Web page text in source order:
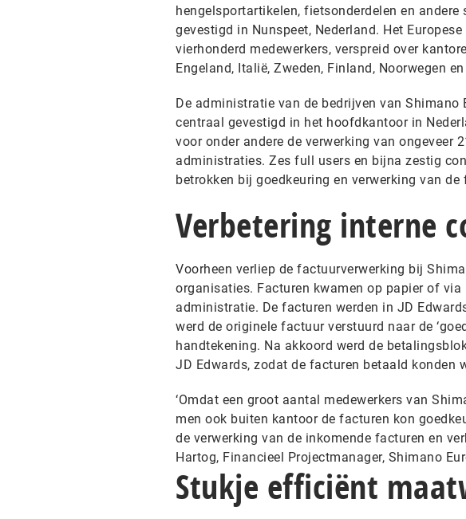
hengelsportartikelen, fietsonderdelen en
gevestigd in Nunspeet, Nederland. Het
vierhonderd medewerkers, verspreid over
Engeland, Italië, Zweden, Finland, Noorwegen
De administratie van de bedrijven van Shimano
centraal gevestigd in het hoofdkantoor in
voor onder andere de verwerking van ongeveer
administraties. Zes full users en bijna zestig
betrokken bij goedkeuring en verwerking van de
Verbetering interne
Voorheen verliep de factuurverwerking bij
organisaties. Facturen kwamen op papier of
administratie. De facturen werden in JD
werd de originele factuur verstuurd naar de
handtekening. Na akkoord werd de
JD Edwards, zodat de facturen betaald konden
‘Omdat een groot aantal medewerkers van
men ook buiten kantoor de facturen kon
de verwerking van de inkomende facturen en
Hartog, Financieel Projectmanager, Shimano
Stukje efficiënt